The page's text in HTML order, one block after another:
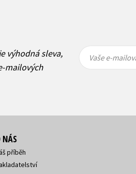
výhodná sleva,
mailových
mailová
mailová
Vaše e-
NÁS
příběh